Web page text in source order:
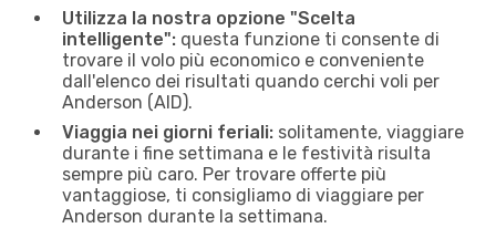
Utilizza la nostra opzione "Scelta
intelligente": questa funzione ti consente di
trovare il volo più economico e conveniente
dall'elenco dei risultati quando cerchi voli per
Anderson (AID).
Viaggia nei giorni feriali: solitamente, viaggiare
durante i fine settimana e le festività risulta
sempre più caro. Per trovare offerte più
vantaggiose, ti consigliamo di viaggiare per
Anderson durante la settimana.